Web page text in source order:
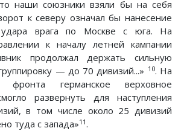
наши союзники взяли бы на себя
к северу означал бы нанесение
врага по Москве с юга. На
к началу летней кампании
продолжал держать сильную
— до 70 дивизий...» 10. На
германское верховное
развернуть для наступления
в том числе около 25 дивизий
туда с запада»11.